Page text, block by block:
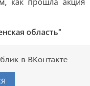
область"
в ВКонтакте